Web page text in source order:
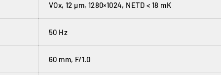
VOx, 12 µm, 1280×1024, NETD < 18 mK
50 Hz
60 mm, F/1.0